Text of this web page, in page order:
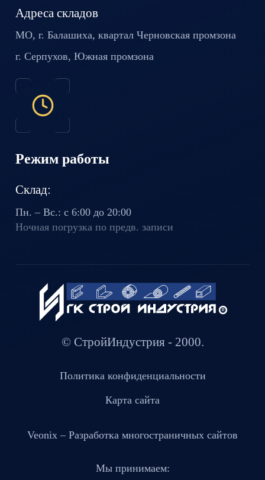
Адреса складов
МО, г. Балашиха, кварталЧерновская промзона
г. Серпухов, Южная промзона
Режим работы
Склад:
Пн. – Вс.: с 6:00 до 20:00
Ночная погрузка по предв. записи
© СтройИндустрия - 2000.
Политика конфиденциальности
Карта сайта
Veonix – Разработка многостраничных сайтов
Мы принимаем: